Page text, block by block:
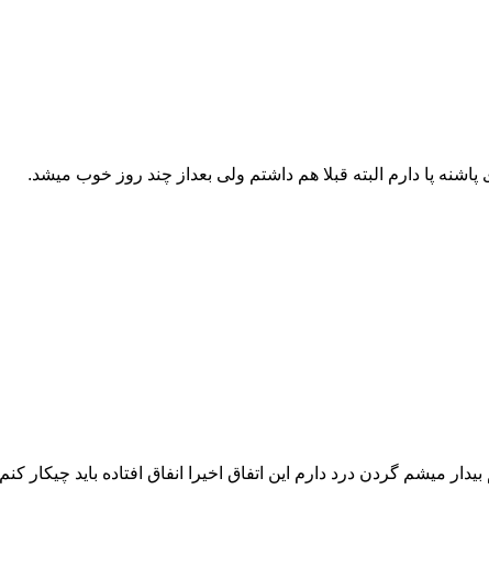
پاشنه پا دارم البته قبلا هم داشتم ولی بعداز چند روز خوب میشد.
میشم گردن درد دارم این اتفاق اخیرا انفاق افتاده باید چیکار کنم